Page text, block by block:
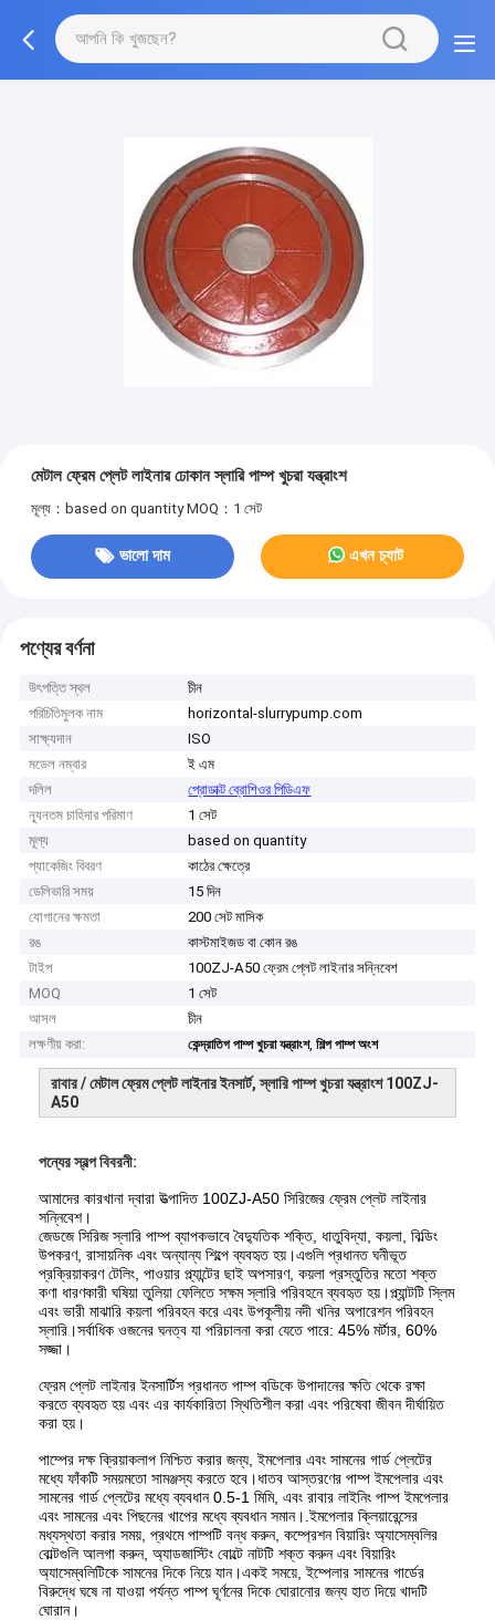
মেটাল ফ্রেম প্লেট লাইনার ঢোকান স্লারি পাম্প খুচরা যন্ত্রাংশ
মূল্য：based on quantity MOQ：1 সেট
ভালো দাম এখন চ্যাট
পণ্যের বর্ণনা
উৎপত্তি স্থল
চীন
পরিচিতিমুলক নাম
horizontal-slurrypump.com
সাক্ষ্যদান
ISO
মডেল নম্বার
ই এম
দলিল
প্রোডাক্ট ব্রোশিওর পিডিএফ
ন্যূনতম চাহিদার পরিমাণ
1 সেট
মূল্য
based on quantity
প্যাকেজিং বিবরণ
কাঠের ক্ষেত্রে
ডেলিভারি সময়
15 দিন
যোগানের ক্ষমতা
200 সেট মাসিক
রঙ
কাস্টমাইজড বা কোন রঙ
টাইপ
100ZJ-A50 ফ্রেম প্লেট লাইনার সন্নিবেশ
MOQ
1 সেট
আসল
চীন
লক্ষণীয় করা:
কেন্দ্রাতিগ পাম্প খুচরা যন্ত্রাংশ,শিল্প পাম্প অংশ
রাবার / মেটাল ফ্রেম প্লেট লাইনার ইনসার্ট, স্লারি পাম্প খুচরা যন্ত্রাংশ 100ZJ-
A50
পন্যের স্বল্প বিবরনী:
আমাদের কারখানা দ্বারা উত্পাদিত 100ZJ-A50 সিরিজের ফ্রেম প্লেট লাইনার
সন্নিবেশ।
জেডজে সিরিজ স্লারি পাম্প ব্যাপকভাবে বৈদ্যুতিক শক্তি, ধাতুবিদ্যা, কয়লা, বিল্ডিং
উপকরণ, রাসায়নিক এবং অন্যান্য শিল্পে ব্যবহৃত হয়।এগুলি প্রধানত ঘনীভূত
প্রক্রিয়াকরণ টেলিং, পাওয়ার প্ল্যান্টের ছাই অপসারণ, কয়লা প্রস্তুতির মতো শক্ত
কণা ধারণকারী ঘষিয়া তুলিয়া ফেলিতে সক্ষম স্লারি পরিবহনে ব্যবহৃত হয়।প্ল্যান্টটি স্লিম
এবং ভারী মাঝারি কয়লা পরিবহন করে এবং উপকূলীয় নদী খনির অপারেশন পরিবহন
স্লারি।সর্বাধিক ওজনের ঘনত্ব যা পরিচালনা করা যেতে পারে: 45% মর্টার, 60%
সজ্জা।
ফ্রেম প্লেট লাইনার ইনসার্টিস প্রধানত পাম্প বডিকে উপাদানের ক্ষতি থেকে রক্ষা
করতে ব্যবহৃত হয় এবং এর কার্যকারিতা স্থিতিশীল করা এবং পরিষেবা জীবন দীর্ঘায়িত
করা হয়।
পাম্পের দক্ষ ক্রিয়াকলাপ নিশ্চিত করার জন্য, ইমপেলার এবং সামনের গার্ড প্লেটের
মধ্যে ফাঁকটি সময়মতো সামঞ্জস্য করতে হবে।ধাতব আস্তরণের পাম্প ইমপেলার এবং
সামনের গার্ড প্লেটের মধ্যে ব্যবধান 0.5-1 মিমি, এবং রাবার লাইনিং পাম্প ইমপেলার
এবং সামনের এবং পিছনের খাপের মধ্যে ব্যবধান সমান।.ইমপেলার ক্লিয়ারেন্সের
মধ্যস্থতা করার সময়, প্রথমে পাম্পটি বন্ধ করুন, কম্প্রেশন বিয়ারিং অ্যাসেম্বলির
বোল্টগুলি আলগা করুন, অ্যাডজাস্টিং বোল্টে নাটটি শক্ত করুন এবং বিয়ারিং
অ্যাসেম্বলিটিকে সামনের দিকে নিয়ে যান।একই সময়ে, ইম্পেলার সামনের গার্ডের
বিরুদ্ধে ঘষে না যাওয়া পর্যন্ত পাম্প ঘূর্ণনের দিকে ঘোরানোর জন্য হাত দিয়ে খাদটি
ঘোরান।